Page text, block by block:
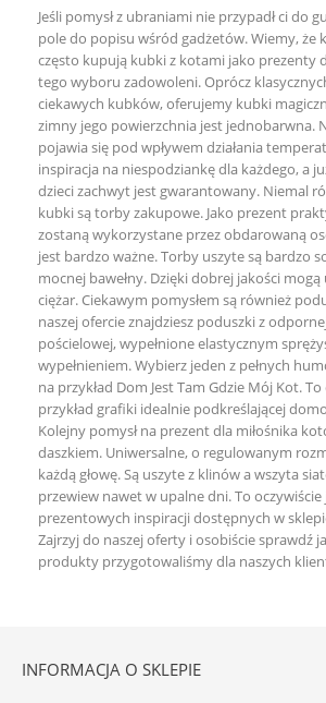
Jeśli pomysł z ubraniami nie przypadł ci do
pole do popisu wśród gadżetów. Wiemy, że
często kupują kubki z kotami jako prezenty
tego wyboru zadowoleni. Oprócz
ciekawych kubków, oferujemy kubki
zimny jego powierzchnia jest jednobarwna.
pojawia się pod wpływem działania
inspiracja na niespodziankę dla każdego, a
dzieci zachwyt jest gwarantowany. Niemal
kubki są torby zakupowe. Jako prezent
zostaną wykorzystane przez obdarowaną
jest bardzo ważne. Torby uszyte są bardzo
mocnej bawełny. Dzięki dobrej jakości
ciężar. Ciekawym pomysłem są również
naszej ofercie znajdziesz poduszki z
pościelowej, wypełnione elastycznym
wypełnieniem. Wybierz jeden z pełnych
na przykład Dom Jest Tam Gdzie Mój Kot.
przykład grafiki idealnie podkreślającej
Kolejny pomysł na prezent dla miłośnika
daszkiem. Uniwersalne, o regulowanym
każdą głowę. Są uszyte z klinów a wszyta
przewiew nawet w upalne dni. To
prezentowych inspiracji dostępnych w
Zajrzyj do naszej oferty i osobiście sprawdź
produkty przygotowaliśmy dla naszych
INFORMACJA O SKLEPIE